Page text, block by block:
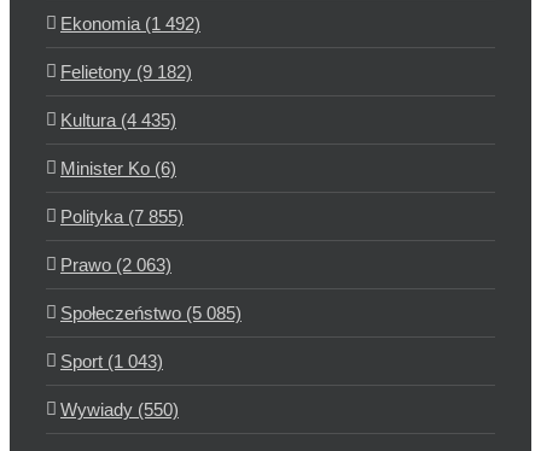
Ekonomia (1 492)
Felietony (9 182)
Kultura (4 435)
Minister Ko (6)
Polityka (7 855)
Prawo (2 063)
Społeczeństwo (5 085)
Sport (1 043)
Wywiady (550)